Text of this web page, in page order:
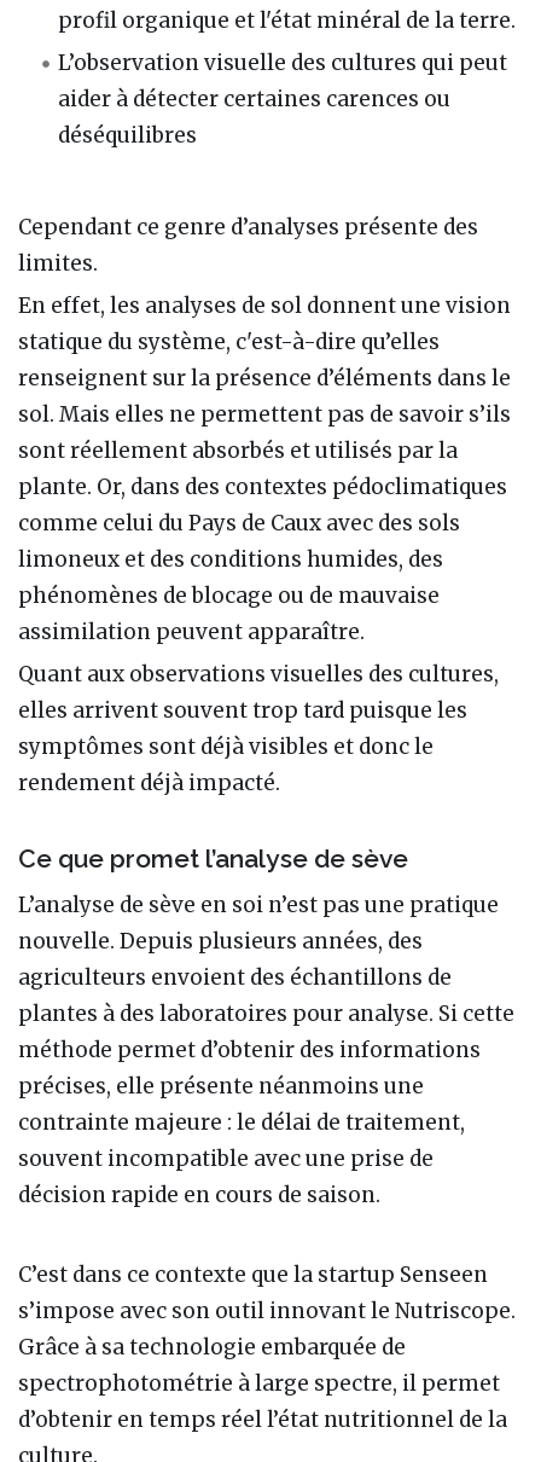
profil organique et l'état minéral de la terre.
L’observation visuelle des cultures qui peut
aider à détecter certaines carences ou
déséquilibres
Cependant ce genre d’analyses présente des
limites.
En effet, les analyses de sol donnent une vision
statique du système, c'est-à-dire qu’elles
renseignent sur la présence d’éléments dans le
sol. Mais elles ne permettent pas de savoir s’ils
sont réellement absorbés et utilisés par la
plante. Or, dans des contextes pédoclimatiques
comme celui du Pays de Caux avec des sols
limoneux et des conditions humides, des
phénomènes de blocage ou de mauvaise
assimilation peuvent apparaître.
Quant aux observations visuelles des cultures,
elles arrivent souvent trop tard puisque les
symptômes sont déjà visibles et donc le
rendement déjà impacté.
Ce que promet l’analyse de sève
L’analyse de sève en soi n’est pas une pratique
nouvelle. Depuis plusieurs années, des
agriculteurs envoient des échantillons de
plantes à des laboratoires pour analyse. Si cette
méthode permet d’obtenir des informations
précises, elle présente néanmoins une
contrainte majeure : le délai de traitement,
souvent incompatible avec une prise de
décision rapide en cours de saison.
C’est dans ce contexte que la startup Senseen
s’impose avec son outil innovant le Nutriscope.
Grâce à sa technologie embarquée de
spectrophotométrie à large spectre, il permet
d’obtenir en temps réel l’état nutritionnel de la
culture.